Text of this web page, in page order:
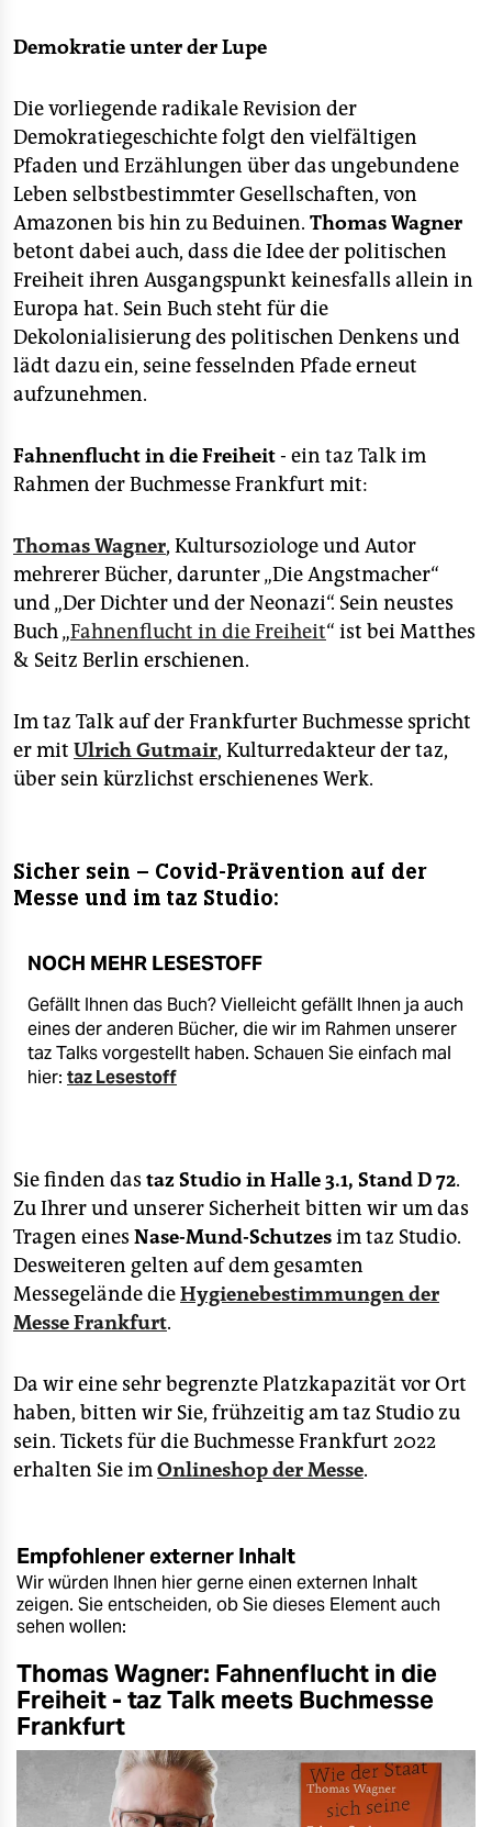
Demokratie unter der Lupe
Die vorliegende radikale Revision der
Demokratiegeschichte folgt den vielfältigen
Pfaden und Erzählungen über das ungebundene
Leben selbstbestimmter Gesellschaften, von
Amazonen bis hin zu Beduinen. Thomas Wagner
betont dabei auch, dass die Idee der politischen
Freiheit ihren Ausgangspunkt keinesfalls allein in
Europa hat. Sein Buch steht für die
Dekolonialisierung des politischen Denkens und
lädt dazu ein, seine fesselnden Pfade erneut
aufzunehmen.
Fahnenflucht in die Freiheit- ein taz Talk im
Rahmen der Buchmesse Frankfurt mit:
Thomas Wagner, Kultursoziologe und Autor
mehrerer Bücher, darunter „Die Angstmacher“
und „Der Dichter und der Neonazi“. Sein neustes
Buch „Fahnenflucht in die Freiheit“ ist bei Matthes
& Seitz Berlin erschienen.
Im taz Talk auf der Frankfurter Buchmesse spricht
er mit Ulrich Gutmair, Kulturredakteur der taz,
über sein kürzlichst erschienenes Werk.
Sicher sein – Covid-Prävention auf der
Messe und im taz Studio:
NOCH MEHR LESESTOFF
Gefällt Ihnen das Buch? Vielleicht gefällt Ihnen ja auch
eines der anderen Bücher, die wir im Rahmen unserer
taz Talks vorgestellt haben. Schauen Sie einfach mal
hier: taz Lesestoff
Sie finden das taz Studio in Halle 3.1, Stand D 72.
Zu Ihrer und unserer Sicherheit bitten wir um das
Tragen eines Nase-Mund-Schutzesim taz Studio.
Desweiteren gelten auf dem gesamten
Messegelände dieHygienebestimmungen der
Messe Frankfurt.
Da wir eine sehr begrenzte Platzkapazität vor Ort
haben, bitten wir Sie, frühzeitig am taz Studio zu
sein. Tickets für die Buchmesse Frankfurt 2022
erhalten Sie imOnlineshop der Messe.
Empfohlener externer Inhalt
Wir würden Ihnen hier gerne einen externen Inhalt
zeigen. Sie entscheiden, ob Sie dieses Element auch
sehen wollen:
Thomas Wagner: Fahnenflucht in die
Freiheit - taz Talk meets Buchmesse
Frankfurt